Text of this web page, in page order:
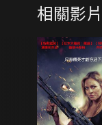
相關影片